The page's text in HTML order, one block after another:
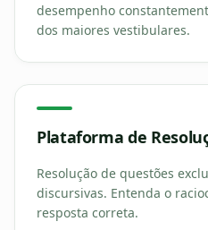
desempenho
dos maiores vestibulares.
Plataforma de
Resolução de questões
discursivas. Entenda o
resposta correta.